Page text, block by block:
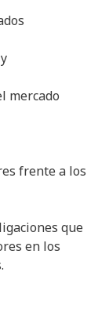
mercado
frente a los
que
en los